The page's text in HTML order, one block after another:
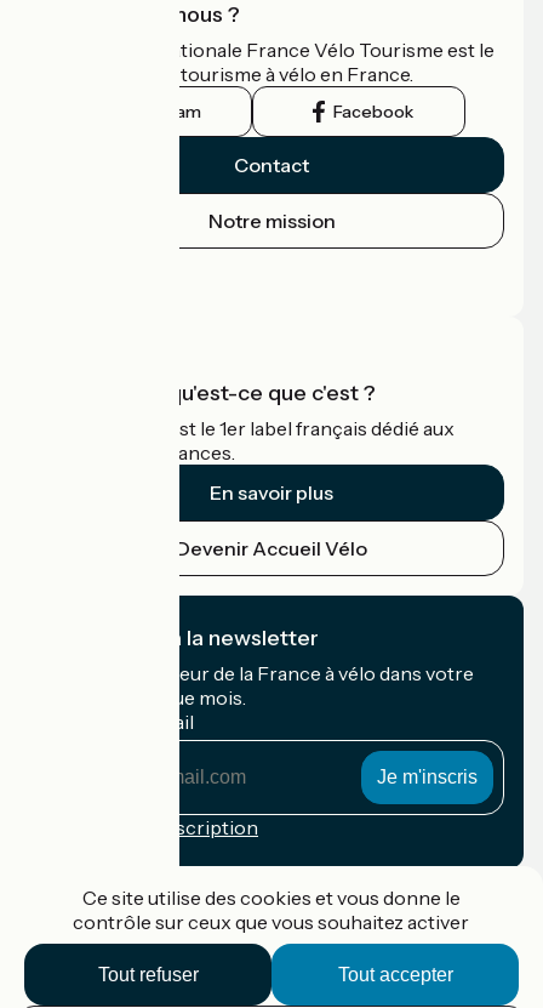
Qui sommes-nous ?
L'association nationale France Vélo Tourisme est le
guide officiel du tourisme à vélo en France.
Instagram Facebook
Contact
Notre mission
Accueil Vélo qu'est-ce que c'est ?
Accueil Vélo c'est le 1er label français dédié aux
cyclistes en vacances.
En savoir plus
Devenir Accueil Vélo
Je m'abonne à la newsletter
Recevez le meilleur de la France à vélo dans votre
boîte mail chaque mois.
Mon adresse mail
Conditions d'inscription
Accueil Vélo Pro
Ce site utilise des cookies et vous donne le
contrôle sur ceux que vous souhaitez activer
Tout accepter
Tout refuser